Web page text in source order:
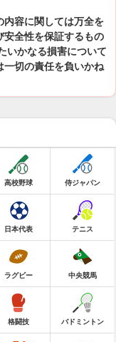
内容に関しては万全を
安全性を保証するもの
いかなる損害について
一切の責任を負いかね
高校野球 侍ジャパン
日本代表 テニス
ラグビー 中央競馬
格闘技 バドミントン